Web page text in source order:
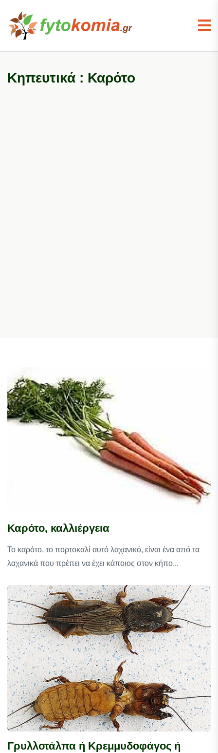
Κηπευτικά : Καρότο
Καρότο, καλλιέργεια
Το καρότο, το πορτοκαλί αυτό λαχανικό, είναι ένα από τα
λαχανικά που πρέπει να έχει κάποιος στον κήπο...
Γρυλλοτάλπα ή Κρεμμυδοφάγος ή